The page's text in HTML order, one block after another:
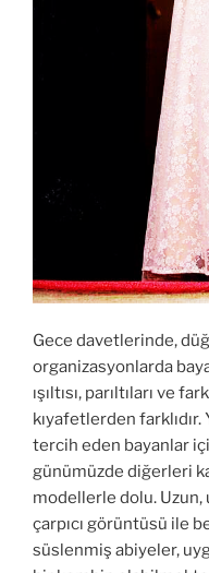
Gece davetlerinde,
organizasyonlarda
ışıltısı, parıltıları ve
kıyafetlerden
tercih eden bayanlar
günümüzde diğerleri
modellerle dolu.
çarpıcı görüntüsü ile
süslenmiş abiyeler,